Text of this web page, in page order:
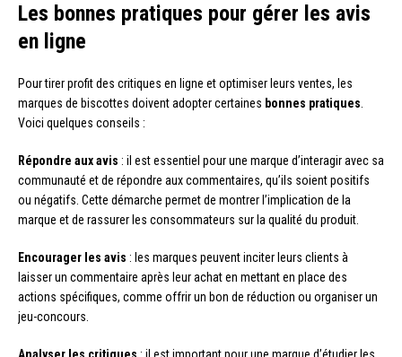
Les bonnes pratiques pour gérer les avis
en ligne
Pour tirer profit des critiques en ligne et optimiser leurs ventes, les
marques de biscottes doivent adopter certaines bonnes pratiques.
Voici quelques conseils :
Répondre aux avis : il est essentiel pour une marque d’interagir avec sa
communauté et de répondre aux commentaires, qu’ils soient positifs
ou négatifs. Cette démarche permet de montrer l’implication de la
marque et de rassurer les consommateurs sur la qualité du produit.
Encourager les avis : les marques peuvent inciter leurs clients à
laisser un commentaire après leur achat en mettant en place des
actions spécifiques, comme offrir un bon de réduction ou organiser un
jeu-concours.